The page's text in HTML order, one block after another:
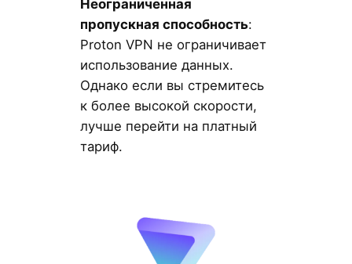
Неограниченная
пропускная способность:
Proton VPN не ограничивает
использование данных.
Однако если вы стремитесь
к более высокой скорости,
лучше перейти на платный
тариф.